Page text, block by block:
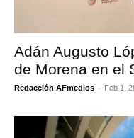
Adán Augusto
de Morena en el
Redacción AFmedios - Feb 1,